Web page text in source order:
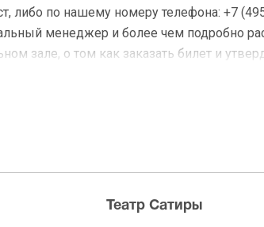
либо по нашему номеру телефона: +7
менеджер и более чем подробно
зале, о том как заказать билет и
по Москве в течение не более 2-х
МКАД возле метро или в пешей
Театр Сатиры